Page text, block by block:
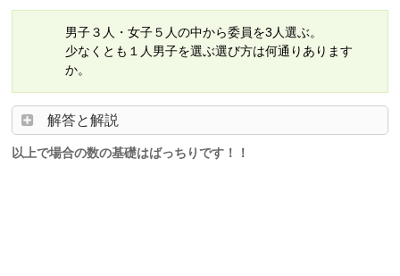
男子３人・女子５人の中から委員を3人選ぶ。
少なくとも１人男子を選ぶ選び方は何通りあります
か。
解答と解説
以上で場合の数の基礎はばっちりです！！